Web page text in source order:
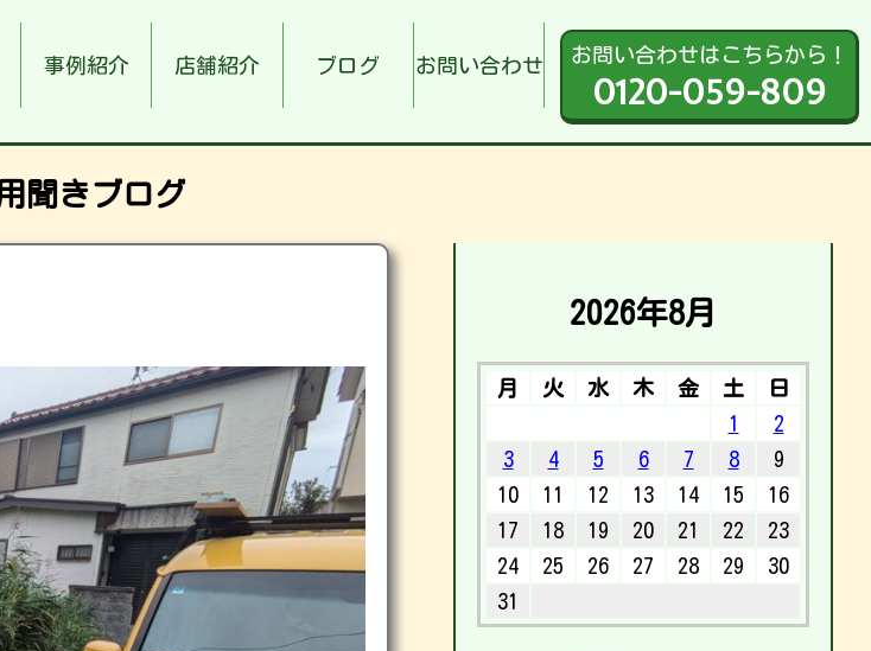
事例紹介 店舗紹介 ブログ お問い合わせ お問い合わせはこちらから！
0120-059-809
聞きブログ
2026年8月
月 火 水 木 金 土
日
1
2
3
4 5 6 7 8
9
10
11 12 13 14 15
16
17
18 19 20 21 22
23
24
25 26 27 28 29
30
31